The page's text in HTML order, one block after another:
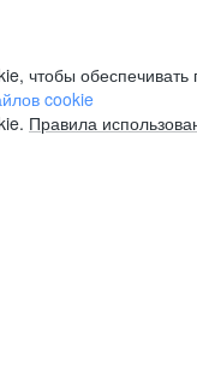
чтобы обеспечивать
cookie
Правила